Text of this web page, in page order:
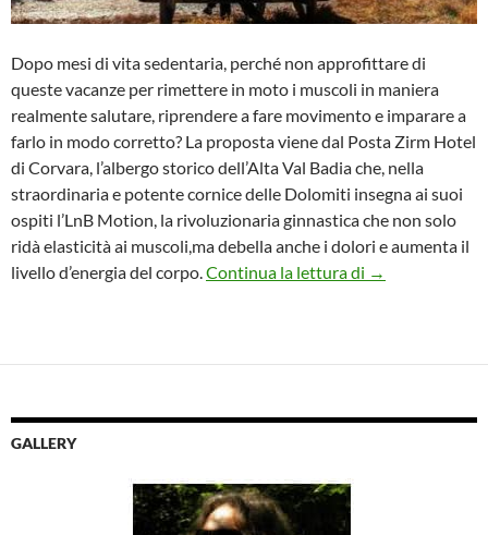
Dopo mesi di vita sedentaria, perché non approfittare di
queste vacanze per rimettere in moto i muscoli in maniera
realmente salutare, riprendere a fare movimento e imparare a
farlo in modo corretto? La proposta viene dal Posta Zirm Hotel
di Corvara, l’albergo storico dell’Alta Val Badia che, nella
straordinaria e potente cornice delle Dolomiti insegna ai suoi
ospiti l’LnB Motion, la rivoluzionaria ginnastica che non solo
ridà elasticità ai muscoli,ma debella anche i dolori e aumenta il
livello d’energia del corpo. Continua la lettura di Vacanza
→
GALLERY